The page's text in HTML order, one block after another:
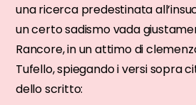
una ricerca predestinata
un certo sadismo vada
Rancore, in un attimo di
Tufello, spiegando i versi sopra
dello scritto: